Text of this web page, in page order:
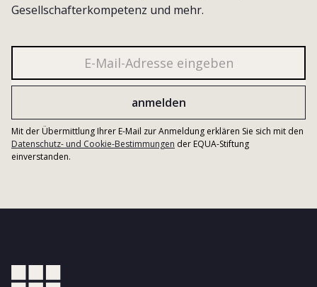
Gesellschafterkompetenz und mehr.
Mit der Übermittlung Ihrer E-Mail zur Anmeldung erklären Sie sich mit den
Datenschutz- und Cookie-Bestimmungen der EQUA-Stiftung
einverstanden.